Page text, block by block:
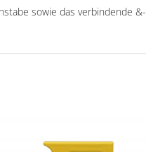
sowie das verbindende &-